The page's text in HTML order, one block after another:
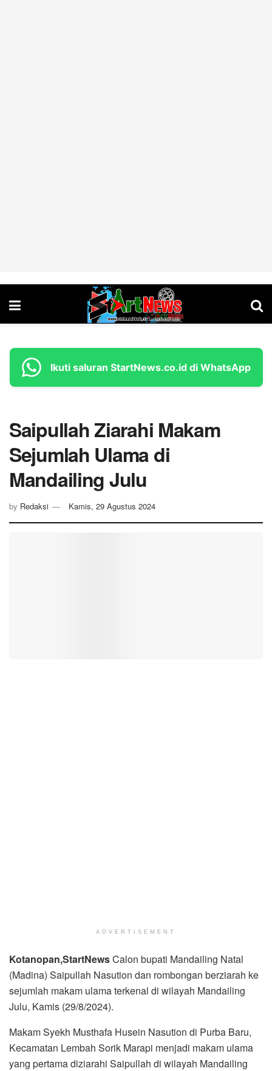
Ikuti saluran StartNews.co.id di WhatsApp
Saipullah Ziarahi Makam
Sejumlah Ulama di
Mandailing Julu
by Redaksi Kamis, 29 Agustus 2024
ADVERTISEMENT
Kotanopan,StartNewsCalon bupati Mandailing Natal
(Madina) Saipullah Nasution dan rombongan berziarah ke
sejumlah makam ulama terkenal di wilayah Mandailing
Julu, Kamis (29/8/2024).
Makam Syekh Musthafa Husein Nasution di Purba Baru,
Kecamatan Lembah Sorik Marapi menjadi makam ulama
yang pertama diziarahi Saipullah di wilayah Mandailing